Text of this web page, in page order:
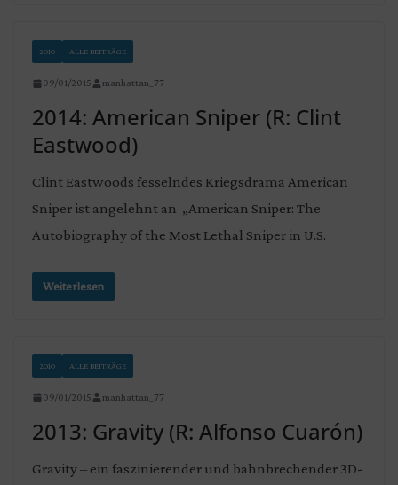
2010 ALLE BEITRÄGE
09/01/2015 manhattan_77
2014: American Sniper (R: Clint
Eastwood)
Clint Eastwoods fesselndes Kriegsdrama American
Sniper ist angelehnt an „American Sniper: The
Autobiography of the Most Lethal Sniper in U.S.
Weiterlesen
2010 ALLE BEITRÄGE
09/01/2015 manhattan_77
2013: Gravity (R: Alfonso Cuarón)
Gravity – ein faszinierender und bahnbrechender 3D-